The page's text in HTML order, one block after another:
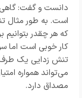
دانست و گفت:
است. به طور مثال
که هر چقدر
کار خوبی است اما
تنش زدایی یک طرف
می‌تواند همواره
مصداق دارد.